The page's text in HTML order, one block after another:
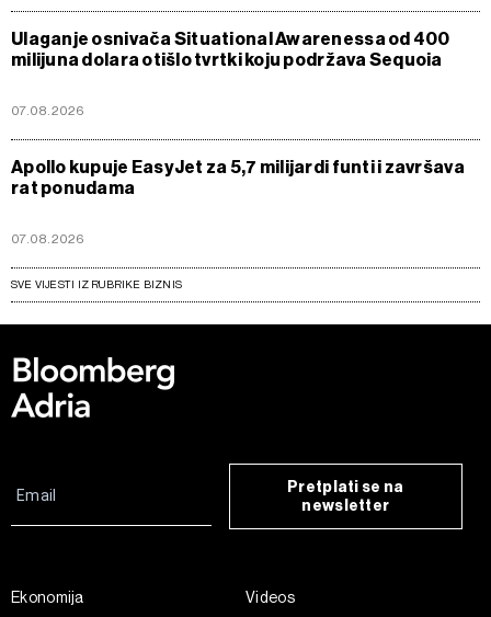
Ulaganje osnivača Situational Awarenessa od 400
milijuna dolara otišlo tvrtki koju podržava Sequoia
07.08.2026
Apollo kupuje EasyJet za 5,7 milijardi funti i završava
rat ponudama
07.08.2026
SVE VIJESTI IZ RUBRIKE BIZNIS
Pretplati se na
newsletter
Ekonomija
Videos